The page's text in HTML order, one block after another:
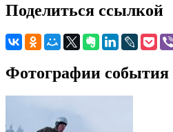
Поделиться ссылкой
Фотографии события